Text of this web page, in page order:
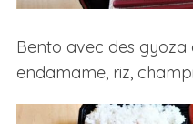
Bento avec des gyoza
endamame, riz,